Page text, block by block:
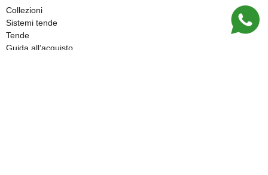
Collezioni
Sistemi tende
Tende
Guida all’acquisto